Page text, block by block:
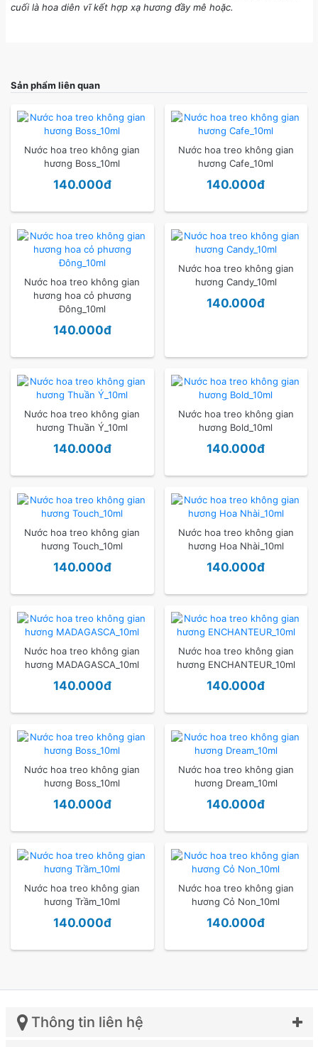
cuối là hoa diên vĩ kết hợp xạ hương đầy mê hoặc.
Sản phẩm liên quan
Nước hoa treo không gian
hương Boss_10ml
140.000đ
Nước hoa treo không gian
hương Cafe_10ml
140.000đ
Nước hoa treo không gian
hương hoa cỏ phương
Đông_10ml
140.000đ
Nước hoa treo không gian
hương Candy_10ml
140.000đ
Nước hoa treo không gian
hương Thuần Ý_10ml
140.000đ
Nước hoa treo không gian
hương Bold_10ml
140.000đ
Nước hoa treo không gian
hương Touch_10ml
140.000đ
Nước hoa treo không gian
hương Hoa Nhài_10ml
140.000đ
Nước hoa treo không gian
hương MADAGASCA_10ml
140.000đ
Nước hoa treo không gian
hương ENCHANTEUR_10ml
140.000đ
Nước hoa treo không gian
hương Boss_10ml
140.000đ
Nước hoa treo không gian
hương Dream_10ml
140.000đ
Nước hoa treo không gian
hương Trầm_10ml
140.000đ
Nước hoa treo không gian
hương Cỏ Non_10ml
140.000đ
Thông tin liên hệ